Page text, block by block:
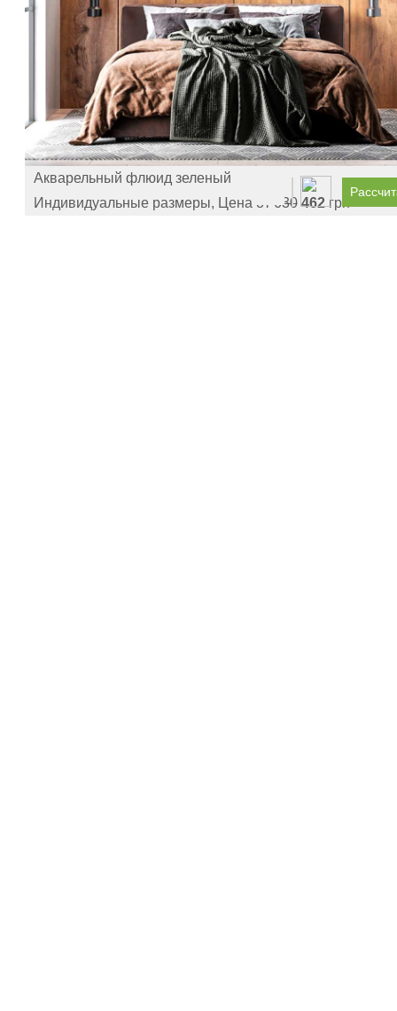
Акварельный флюид зеленый
Индивидуальные размеры, Цена от 630 462грн